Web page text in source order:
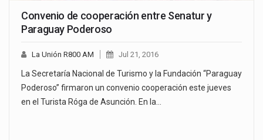
Convenio de cooperación entre Senatur y
Paraguay Poderoso
La Unión R800 AM Jul 21, 2016
La Secretaría Nacional de Turismo y la Fundación “Paraguay
Poderoso” firmaron un convenio cooperación este jueves
en el Turista Róga de Asunción. En la…